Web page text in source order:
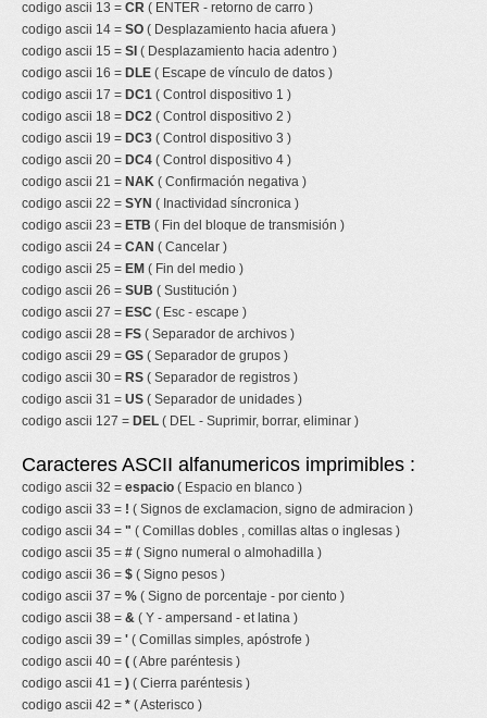
codigo ascii 13 = CR ( ENTER - retorno de carro )
codigo ascii 14 = SO ( Desplazamiento hacia afuera )
codigo ascii 15 = SI ( Desplazamiento hacia adentro )
codigo ascii 16 = DLE ( Escape de vínculo de datos )
codigo ascii 17 = DC1 ( Control dispositivo 1 )
codigo ascii 18 = DC2 ( Control dispositivo 2 )
codigo ascii 19 = DC3 ( Control dispositivo 3 )
codigo ascii 20 = DC4 ( Control dispositivo 4 )
codigo ascii 21 = NAK ( Confirmación negativa )
codigo ascii 22 = SYN ( Inactividad síncronica )
codigo ascii 23 = ETB ( Fin del bloque de transmisión )
codigo ascii 24 = CAN ( Cancelar )
codigo ascii 25 = EM ( Fin del medio )
codigo ascii 26 = SUB ( Sustitución )
codigo ascii 27 = ESC ( Esc - escape )
codigo ascii 28 = FS ( Separador de archivos )
codigo ascii 29 = GS ( Separador de grupos )
codigo ascii 30 = RS ( Separador de registros )
codigo ascii 31 = US ( Separador de unidades )
codigo ascii 127 = DEL ( DEL - Suprimir, borrar, eliminar )
Caracteres ASCII alfanumericos imprimibles :
codigo ascii 32 = espacio ( Espacio en blanco )
codigo ascii 33 = ! ( Signos de exclamacion, signo de admiracion )
codigo ascii 34 = " ( Comillas dobles , comillas altas o inglesas )
codigo ascii 35 = # ( Signo numeral o almohadilla )
codigo ascii 36 = $ ( Signo pesos )
codigo ascii 37 = % ( Signo de porcentaje - por ciento )
codigo ascii 38 = & ( Y - ampersand - et latina )
codigo ascii 39 = ' ( Comillas simples, apóstrofe )
codigo ascii 40 = ( ( Abre paréntesis )
codigo ascii 41 = ) ( Cierra paréntesis )
codigo ascii 42 = * ( Asterisco )